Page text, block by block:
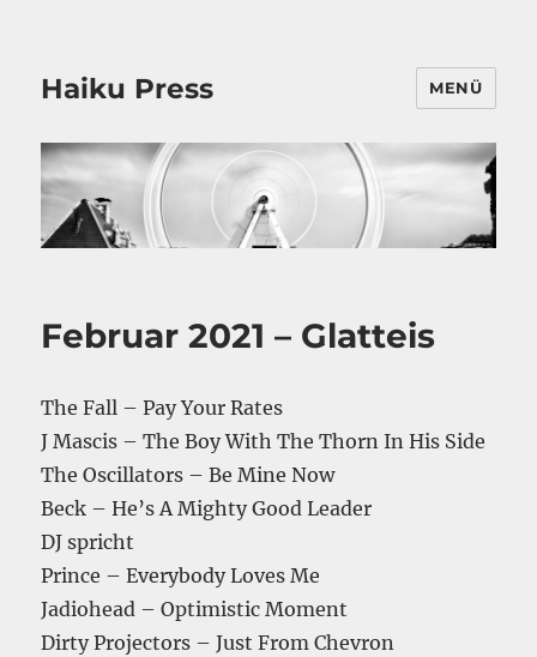
Haiku Press MENÜ
Februar 2021 – Glatteis
The Fall – Pay Your Rates
J Mascis – The Boy With The Thorn In His Side
The Oscillators – Be Mine Now
Beck – He’s A Mighty Good Leader
DJ spricht
Prince – Everybody Loves Me
Jadiohead – Optimistic Moment
Dirty Projectors – Just From Chevron